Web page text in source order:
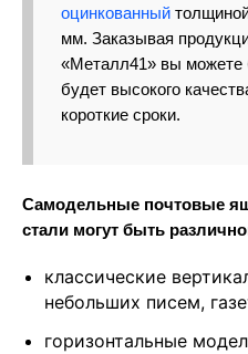
оцинкованный
мм. Заказывая
«Металл41» вы можете
будет высокого
короткие сроки.
Самодельные почтовые
стали могут быть
классические
небольших писем,
горизонтальные